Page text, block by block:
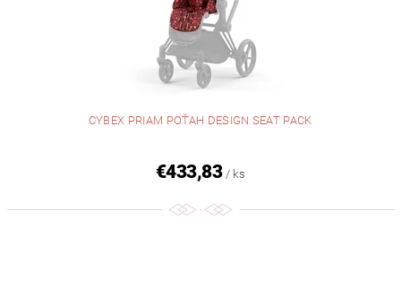
CYBEX PRIAM POŤAH DESIGN SEAT PACK
€433,83 / ks